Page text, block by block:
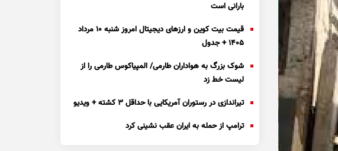
بارانی است
قیمت بیت کوین و ارز‌های دیجیتال امروز شنبه ۱۰ مرداد
۱۴۰۵ + جدول
شوک بزرگ به هواداران طارمی/ المپیاکوس طارمی را از
لیست خط زد
تیراندازی در رستوران آمریکایی با حداقل ۳ کشته + ویدیو
ترامپ از حمله به ایران عقب نشینی کرد